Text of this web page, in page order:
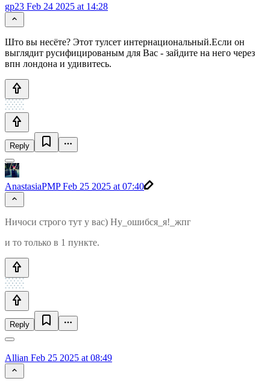
gp23 Feb 24 2025 at 14:28
Што вы несёте? Этот тулсет интернациональный.Если он
выглядит русифицированым для Вас - зайдите на него через
впн лондона и удивитесь.
Reply
AnastasiaPMPFeb 25 2025 at 07:40
Ничоси строго тут у вас) Ну_ошибся_я!_жпг
и то только в 1 пункте.
Reply
Allian Feb 25 2025 at 08:49